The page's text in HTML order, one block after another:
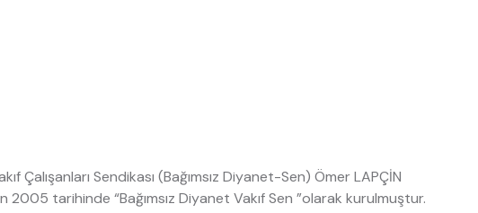
Çalışanları Sendikası (Bağımsız Diyanet-Sen) Ömer LAPÇİN
2005 tarihinde “Bağımsız Diyanet Vakıf Sen ”olarak kurulmuştur.